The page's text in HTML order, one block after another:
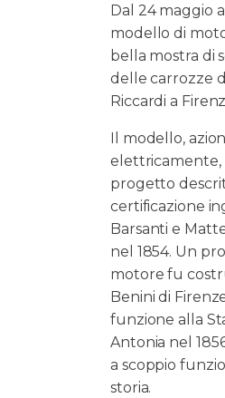
Dal 24 maggio
modello di
bella mostra di
delle carrozze
Riccardi a
Il modello,
elettricamente,
progetto
certificazione
Barsanti e
nel 1854. Un
motore fu
Benini di
funzione alla
Antonia nel
a scoppio
storia.